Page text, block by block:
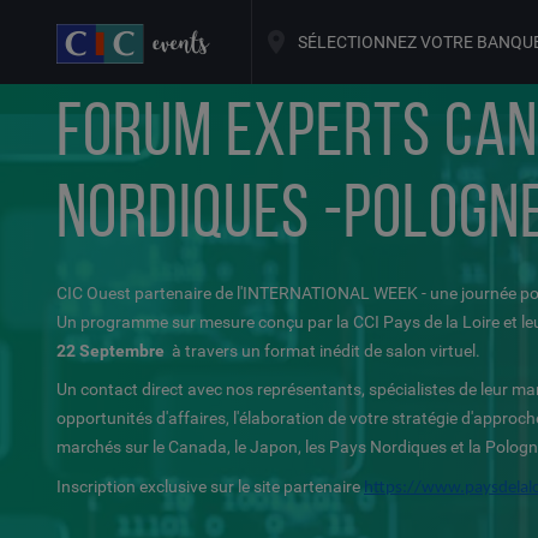
SÉLECTIONNEZ VOTRE
FORUM EXPERTS
NORDIQUES -
CIC Ouest partenaire de l'INTERNATIONAL WEEK - une journée
Un programme sur mesure conçu par la CCI Pays de la Loire et
22 Septembre à travers un format inédit de salon virtuel.
Un contact direct avec nos représentants, spécialistes de leur
opportunités d'affaires, l'élaboration de votre stratégie
marchés sur le Canada, le Japon, les Pays Nordiques et la
Inscription exclusive sur le site partenaire https://